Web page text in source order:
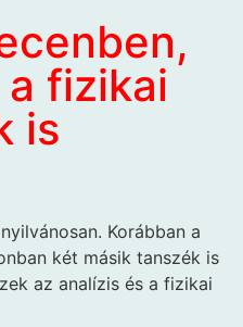
fizikai
is
Korábban a
két másik tanszék is
az analízis és a fizikai